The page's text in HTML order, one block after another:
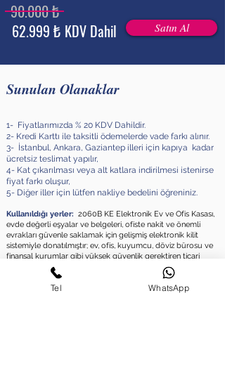
90.000 ₺
62.999 ₺ KDV Dahil
Satın Al
Sunulan Olanaklar
1- Fiyatlarımızda % 20 KDV Dahildir.
2- Kredi Karttı ile taksitli ödemelerde vade farkı alınır.
3- İstanbul, Ankara, Gaziantep illeri için kapıya kadar
ücretsiz teslimat yapılır,
4- Kat çıkarılması veya alt katlara indirilmesi istenirse
fiyat farkı oluşur,
5- Diğer iller için lütfen nakliye bedelini öğreniniz.
Kullanıldığı yerler: 2060B KE Elektronik Ev ve Ofis Kasası,
evde değerli eşyalar ve belgeleri, ofiste nakit ve önemli
evrakları güvenle saklamak için gelişmiş elektronik kilit
sistemiyle donatılmıştır; ev, ofis, kuyumcu, döviz bürosu ve
finansal kurumlar gibi yüksek güvenlik gerektiren ticari
alanlar için idealdir.
Tel WhatsApp